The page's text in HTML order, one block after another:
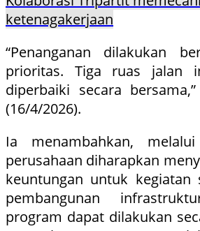
ketenagakerjaan
“Penanganan dilakukan
prioritas. Tiga ruas jalan
diperbaiki secara
(16/4/2026).
Ia menambahkan,
perusahaan diharapkan
keuntungan untuk kegiatan
pembangunan
program dapat dilakukan